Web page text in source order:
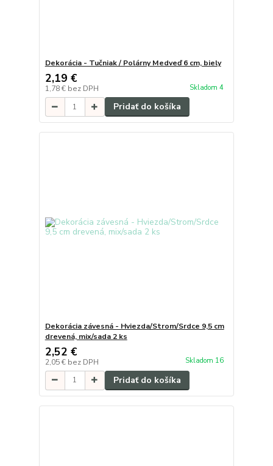
Dekorácia - Tučniak / Polárny Medveď 6 cm, biely
2,19 €
1,78 € bez DPH Skladom 4
Pridať do košíka
Dekorácia závesná - Hviezda/Strom/Srdce 9,5 cm
drevená, mix/sada 2 ks
2,52 €
2,05 € bez DPH Skladom 16
Pridať do košíka